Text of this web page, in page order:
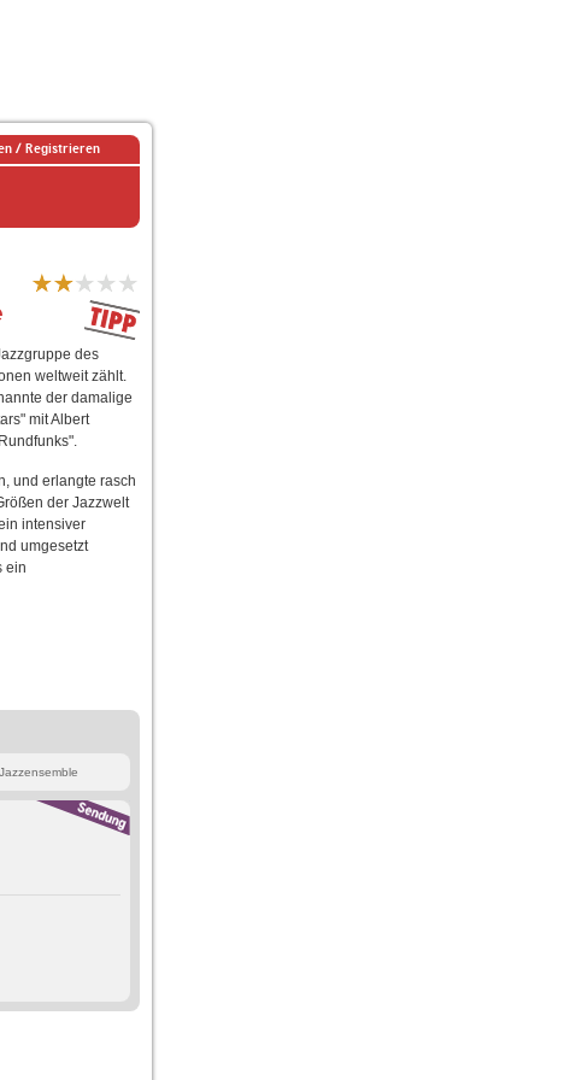
/ Registrieren
des
weltweit zählt.
der damalige
mit Albert
und erlangte rasch
der Jazzwelt
intensiver
umgesetzt
ein